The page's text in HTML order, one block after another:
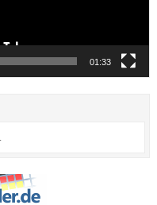
01:33